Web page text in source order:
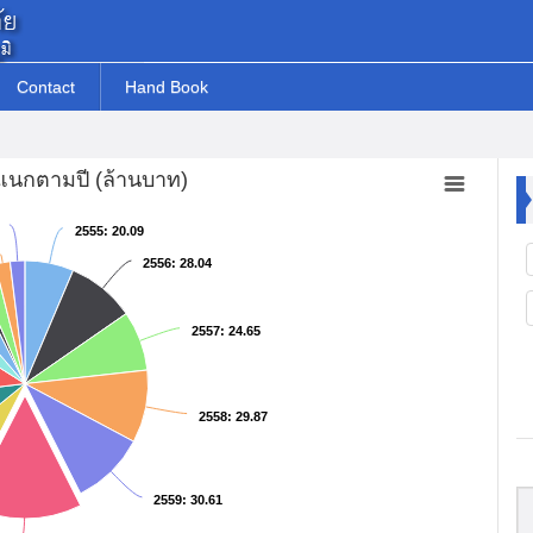
Contact Hand Book
กตามปี (ล้านบาท)
2555: 20.09
2555: 20.09
2556: 28.04
2556: 28.04
2557: 24.65
2557: 24.65
2558: 29.87
2558: 29.87
2559: 30.61
2559: 30.61